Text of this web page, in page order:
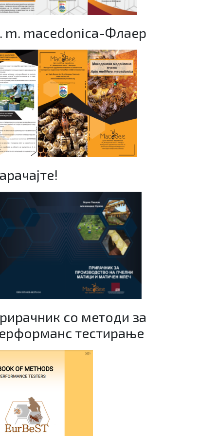
m. macedonica-Флаер
со методи за
тестирање